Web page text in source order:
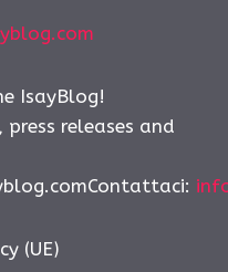
IsayBlog!
releases and
(UE)